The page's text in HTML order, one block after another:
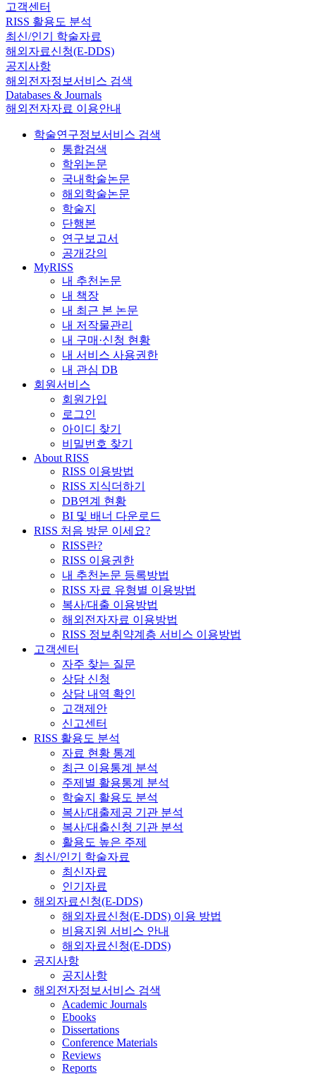
고객센터
RISS 활용도 분석
최신/인기 학술자료
해외자료신청(E-DDS)
공지사항
해외전자정보서비스 검색
Databases & Journals
해외전자자료 이용안내
학술연구정보서비스 검색
통합검색
학위논문
국내학술논문
해외학술논문
학술지
단행본
연구보고서
공개강의
MyRISS
내 추천논문
내 책장
내 최근 본 논문
내 저작물관리
내 구매·신청 현황
내 서비스 사용권한
내 관심 DB
회원서비스
회원가입
로그인
아이디 찾기
비밀번호 찾기
About RISS
RISS 이용방법
RISS 지식더하기
DB연계 현황
BI 및 배너 다운로드
RISS 처음 방문 이세요?
RISS란?
RISS 이용권한
내 추천논문 등록방법
RISS 자료 유형별 이용방법
복사/대출 이용방법
해외전자자료 이용방법
RISS 정보취약계층 서비스 이용방법
고객센터
자주 찾는 질문
상담 신청
상담 내역 확인
고객제안
신고센터
RISS 활용도 분석
자료 현황 통계
최근 이용통계 분석
주제별 활용통계 분석
학술지 활용도 분석
복사/대출제공 기관 분석
복사/대출신청 기관 분석
활용도 높은 주제
최신/인기 학술자료
최신자료
인기자료
해외자료신청(E-DDS)
해외자료신청(E-DDS) 이용 방법
비용지원 서비스 안내
해외자료신청(E-DDS)
공지사항
공지사항
해외전자정보서비스 검색
Academic Journals
Ebooks
Dissertations
Conference Materials
Reviews
Reports